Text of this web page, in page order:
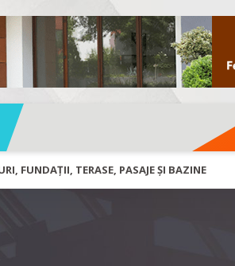
FUNDAȚII, TERASE, PASAJE ȘI BAZINE